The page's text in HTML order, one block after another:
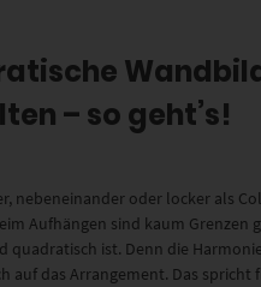
– so geht’s!
nebeneinander oder locker als
Aufhängen sind kaum Grenzen
quadratisch ist. Denn die
auf das Arrangement. Das spricht